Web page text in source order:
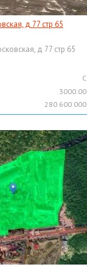
д 77 стр 65
д 77 стр 65
C
3000.00
280 600 000